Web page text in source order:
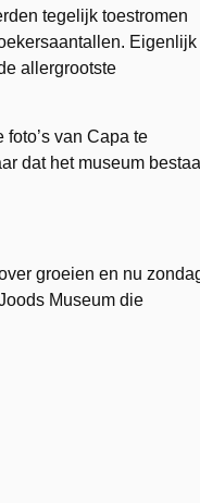
tegelijk toestromen
Eigenlijk
allergrootste
van Capa te
dat het museum
groeien en nu
Museum die